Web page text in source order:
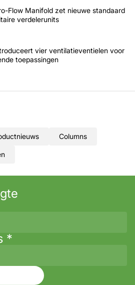
Flow Manifold zet nieuwe standaard
verdelerunits
vier ventilatieventielen voor
toepassingen
Columns
*